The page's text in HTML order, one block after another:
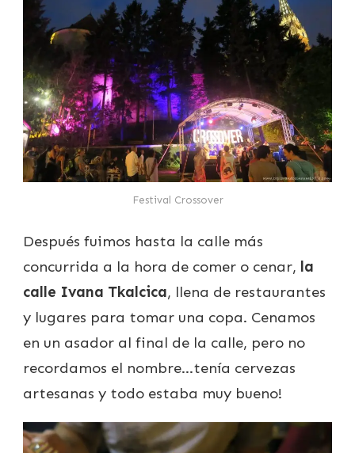
Festival Crossover
Después fuimos hasta la calle más
concurrida a la hora de comer o cenar, la
calle Ivana Tkalcica, llena de restaurantes
y lugares para tomar una copa. Cenamos
en un asador al final de la calle, pero no
recordamos el nombre…tenía cervezas
artesanas y todo estaba muy bueno!